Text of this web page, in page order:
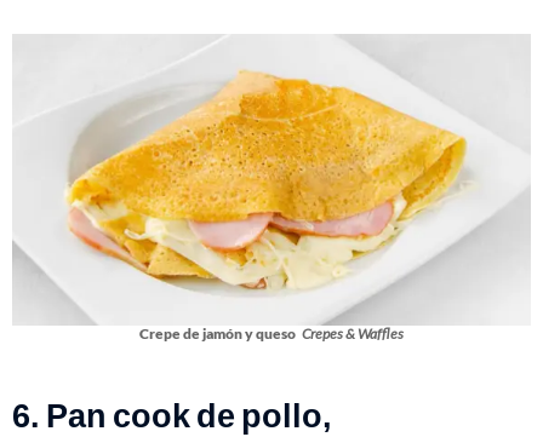
Crepe de jamón y queso Crepes & Waffles
6. Pan cook de pollo,